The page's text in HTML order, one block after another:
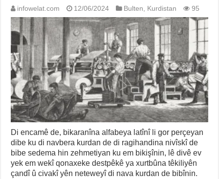
infowelat.com 12/06/2024 Bulten, Kurdistan 95
Di encamê de, bikaranîna alfabeya latînî li gor perçeyan
dibe ku di navbera kurdan de di ragihandina nivîskî de
bibe sedema hin zehmetiyan ku em bikişînin, lê divê ev
yek em wekî qonaxeke destpêkê ya xurtbûna têkiliyên
çandî û civakî yên neteweyî di nava kurdan de bibînin.